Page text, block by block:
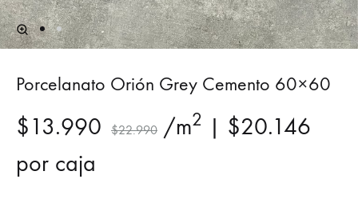
Porcelanato Orión Grey Cemento 60×60
$13.990 $22.990 /m2 | $20.146
por caja